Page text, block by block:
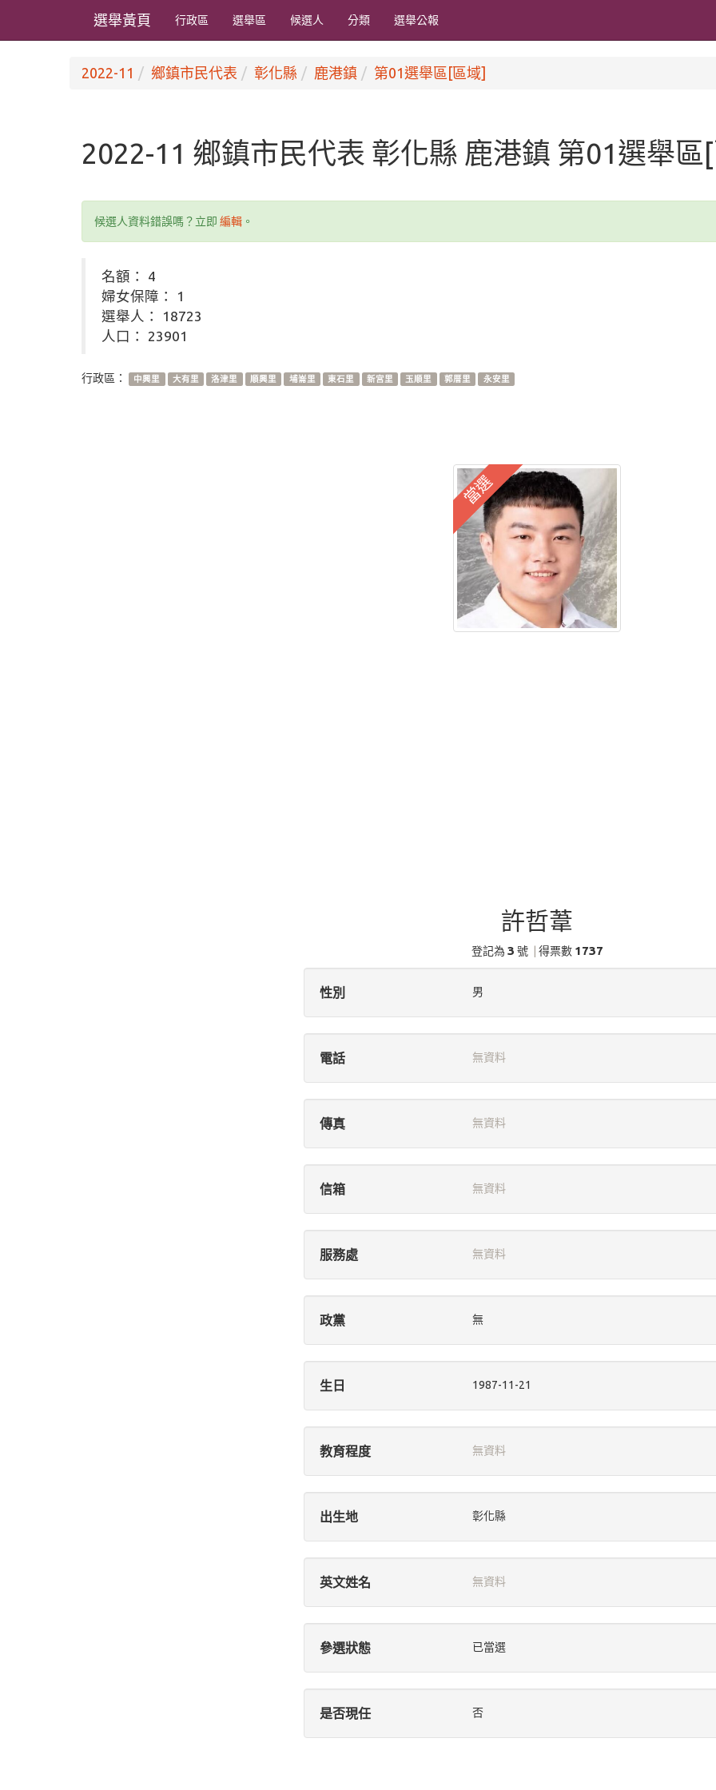
選舉黃頁 行政區 選舉區 候選人 分類 選舉公報
2022-11 鄉鎮市民代表 彰化縣 鹿港鎮 第01選舉區[區域]
2022-11 鄉鎮市民代表 彰化縣 鹿港鎮 第01選舉區
候選人資料錯誤嗎？立即 編輯 。
名額： 4
婦女保障： 1
選舉人： 18723
人口： 23901
行政區： 中興里 大有里 洛津里 順興里 埔崙里 東石里 新宮里 玉順里 郭厝里 永安里
當選
許哲葦
登記為 3 號 得票數 1737
性別 男
電話 無資料
傳真 無資料
信箱 無資料
服務處 無資料
政黨 無
生日 1987-11-21
教育程度 無資料
出生地 彰化縣
英文姓名 無資料
參選狀態 已當選
是否現任 否